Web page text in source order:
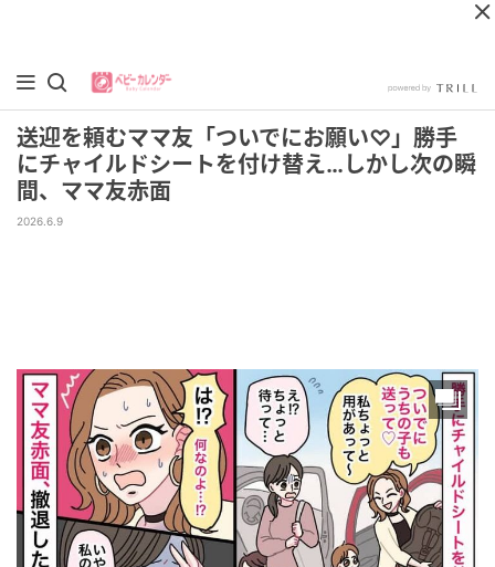
送迎を頼むママ友「ついでにお願い♡」勝手
にチャイルドシートを付け替え…しかし次の瞬
間、ママ友赤面
2026.6.9